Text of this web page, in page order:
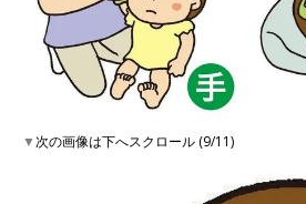
▼次の画像は下へスクロール (9/11)